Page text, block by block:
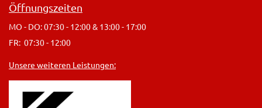
Öffnungszeiten
MO - DO: 07:30 - 12:00 & 13:00 - 17:00
FR: 07:30 - 12:00
Unsere weiteren Leistungen: